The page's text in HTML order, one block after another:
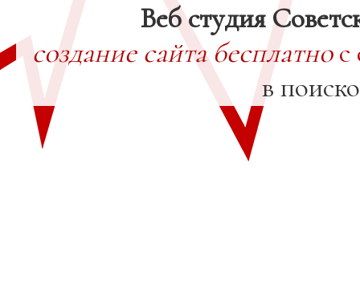
Веб студия
создание сайта бесплатнос
в